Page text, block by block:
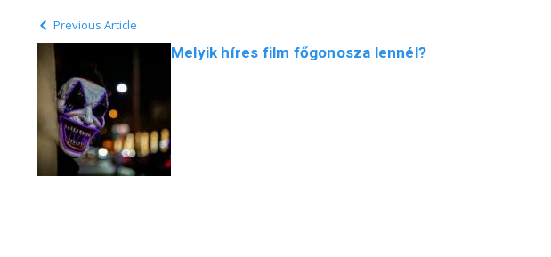
Previous Article
Melyik híres film főgonosza lennél?